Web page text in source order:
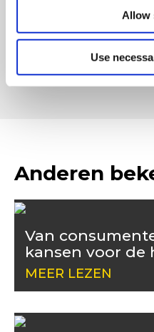
Allow
Use
Anderen
Van
kansen voor de
MEER LEZEN